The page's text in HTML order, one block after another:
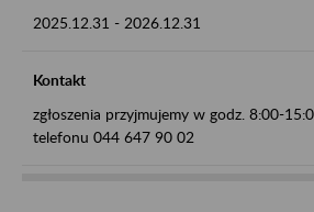
2025.12.31 - 2026.12.31
Kontakt
zgłoszenia przyjmujemy w godz. 8:00-
telefonu 044 647 90 02